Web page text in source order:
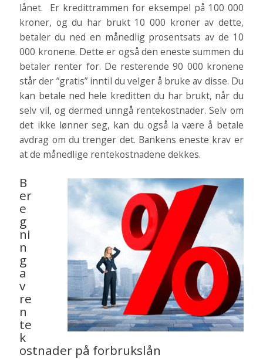
lånet. Er kredittrammen for eksempel på 100 000
kroner, og du har brukt 10 000 kroner av dette,
betaler du ned en månedlig prosentsats av de 10
000 kronene. Dette er også den eneste summen du
betaler renter for. De resterende 90 000 kronene
står der ”gratis” inntil du velger å bruke av disse. Du
kan betale ned hele kreditten du har brukt, når du
selv vil, og dermed unngå rentekostnader. Selv om
det ikke lønner seg, kan du også la være å betale
avdrag om du trenger det. Bankens eneste krav er
at de månedlige rentekostnadene dekkes.
B
er
e
g
ni
n
g
a
v
re
n
te
k
ostnader på forbrukslån